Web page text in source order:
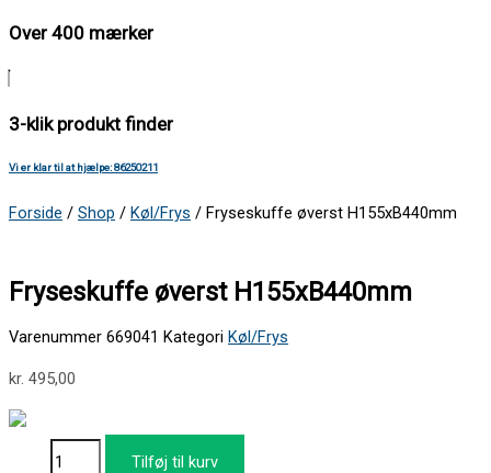
Over 400 mærker
3-klik produkt finder
Vi er klar til at hjælpe: 86250211
Forside / Shop / Køl/Frys / Fryseskuffe øverst H155xB440mm
Fryseskuffe øverst H155xB440mm
Varenummer 669041 Kategori Køl/Frys
kr. 495,00
Tilføj til kurv